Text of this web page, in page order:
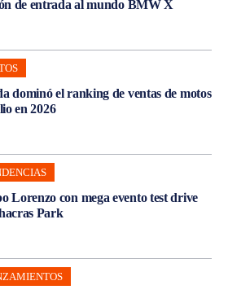
de entrada al mundo BMW X
dominó el ranking de ventas de motos
en 2026
Lorenzo con mega evento test drive
Park